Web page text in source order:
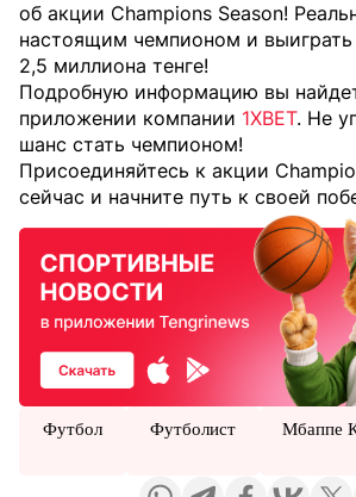
об акции Champions Season!
настоящим чемпионом и выиграть
2,5 миллиона тенге!
Подробную информацию вы
приложении компании 1XBET. Не
шанс стать чемпионом!
Присоединяйтесь к акции
сейчас и начните путь к своей
Футбол Футболист Мбаппе